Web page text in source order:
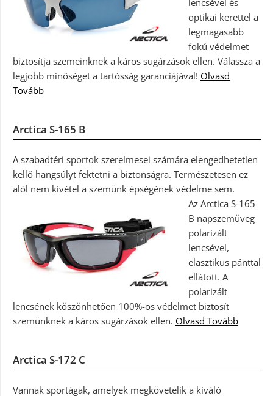
lencsével és
optikai kerettel a
legmagasabb
fokú védelmet
biztosítja szemeinknek a káros sugárzások ellen. Válassza a
legjobb minőséget a tartósság garanciájával! Olvasd
Tovább
Arctica S-165 B
A szabadtéri sportok szerelmesei számára elengedhetetlen
kellő hangsúlyt fektetni a biztonságra. Természetesen ez
alól nem kivétel a szemünk épségének védelme sem.
Az Arctica S-165
B napszemüveg
polarizált
lencsével,
elasztikus pánttal
ellátott. A
polarizált
lencsének köszönhetően 100%-os védelmet biztosít
szemünknek a káros sugárzások ellen. Olvasd Tovább
Arctica S-172 C
Vannak sportágak, amelyek megkövetelik a kiváló